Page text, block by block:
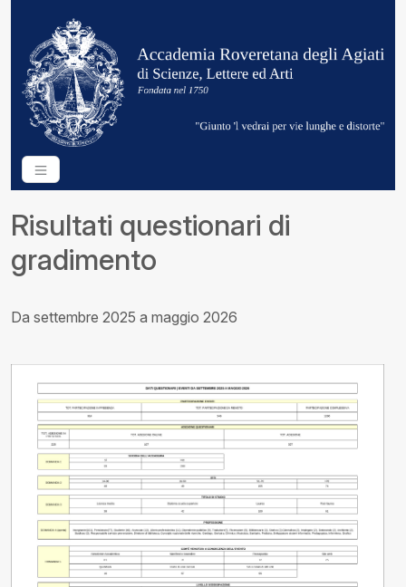
Risultati questionari di
gradimento
Da settembre 2025 a maggio 2026